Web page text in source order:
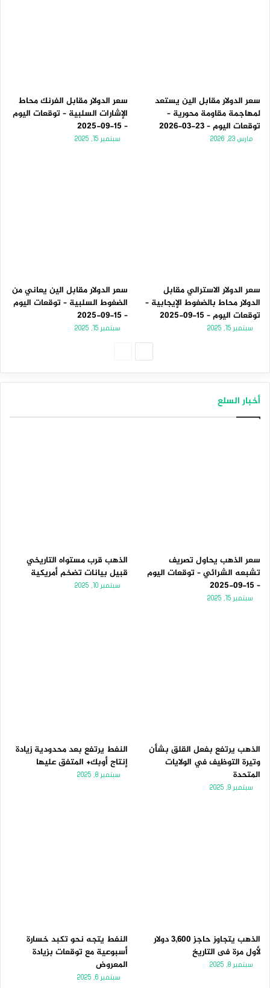
سعر الدولار مقابل الين يستعد
لمهاجمة مقاومة محورية –
توقعات اليوم – 23-03-2026
مارس 23, 2026
سعر الدولار مقابل الفرنك محاط
الإشارات السلبية – توقعات اليوم
– 15-09-2025
سبتمبر 15, 2025
سعر الدولار الاسترالي مقابل
الدولار محاط بالضغوط الإيجابية –
توقعات اليوم – 15-09-2025
سبتمبر 15, 2025
سعر الدولار مقابل الين يعاني من
الضغوط السلبية – توقعات اليوم
– 15-09-2025
سبتمبر 15, 2025
أخبار السلع
سعر الذهب يحاول تصريف
تشبعه الشرائي – توقعات اليوم
– 15-09-2025
سبتمبر 15, 2025
الذهب قرب مستواه التاريخي
قبيل بيانات تضخم أمريكية
سبتمبر 10, 2025
الذهب يرتفع بفعل القلق بشأن
وتيرة التوظيف في الولايات
المتحدة
سبتمبر 9, 2025
النفط يرتفع بعد محدودية زيادة
إنتاج أوبك+ المتفق عليها
سبتمبر 8, 2025
الذهب يتجاوز حاجز 3,600 دولار
لأول مرة فى التاريخ
سبتمبر 8, 2025
النفط يتجه نحو تكبد خسارة
أسبوعية مع توقعات بزيادة
المعروض
سبتمبر 6, 2025